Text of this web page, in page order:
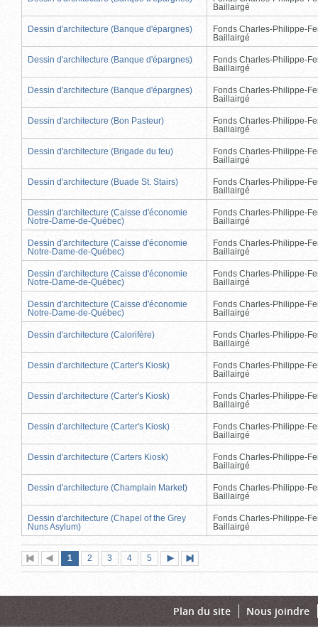
Baillairgé
Dessin d'architecture (Banque d'épargnes)
Fonds Charles-Philippe-
Baillairgé
Dessin d'architecture (Banque d'épargnes)
Fonds Charles-Philippe-
Baillairgé
Dessin d'architecture (Banque d'épargnes)
Fonds Charles-Philippe-
Baillairgé
Dessin d'architecture (Bon Pasteur)
Fonds Charles-Philippe-
Baillairgé
Dessin d'architecture (Brigade du feu)
Fonds Charles-Philippe-
Baillairgé
Dessin d'architecture (Buade St. Stairs)
Fonds Charles-Philippe-
Baillairgé
Dessin d'architecture (Caisse d'économie
Notre-Dame-de-Québec)
Fonds Charles-Philippe-
Baillairgé
Dessin d'architecture (Caisse d'économie
Notre-Dame-de-Québec)
Fonds Charles-Philippe-
Baillairgé
Dessin d'architecture (Caisse d'économie
Notre-Dame-de-Québec)
Fonds Charles-Philippe-
Baillairgé
Dessin d'architecture (Caisse d'économie
Notre-Dame-de-Québec)
Fonds Charles-Philippe-
Baillairgé
Dessin d'architecture (Calorifère)
Fonds Charles-Philippe-
Baillairgé
Dessin d'architecture (Carter's Kiosk)
Fonds Charles-Philippe-
Baillairgé
Dessin d'architecture (Carter's Kiosk)
Fonds Charles-Philippe-
Baillairgé
Dessin d'architecture (Carter's Kiosk)
Fonds Charles-Philippe-
Baillairgé
Dessin d'architecture (Carters Kiosk)
Fonds Charles-Philippe-
Baillairgé
Dessin d'architecture (Champlain Market)
Fonds Charles-Philippe-
Baillairgé
Dessin d'architecture (Chapel of the Grey
Nuns Asylum)
Fonds Charles-Philippe-
Baillairgé
Première
page
Page
précédente
Page
1 (page
actuelle)
Page
2 Page
3 Page
4 Page
5
suivante
page
Plan du site Nous joindre